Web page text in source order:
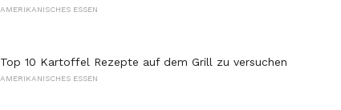
AMERIKANISCHES ESSEN
Top 10 Kartoffel Rezepte auf dem Grill zu versuchen
AMERIKANISCHES ESSEN